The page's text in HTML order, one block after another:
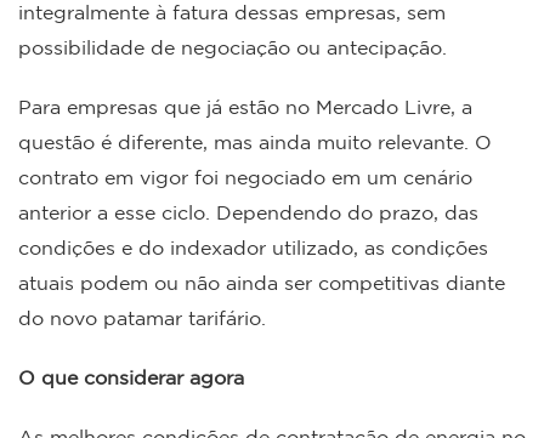
integralmente à fatura dessas empresas, sem
possibilidade de negociação ou antecipação.
Para empresas que já estão no Mercado Livre, a
questão é diferente, mas ainda muito relevante. O
contrato em vigor foi negociado em um cenário
anterior a esse ciclo. Dependendo do prazo, das
condições e do indexador utilizado, as condições
atuais podem ou não ainda ser competitivas diante
do novo patamar tarifário.
O que considerar agora